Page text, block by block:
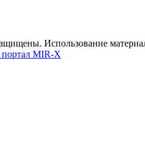
Использование
MIR-X